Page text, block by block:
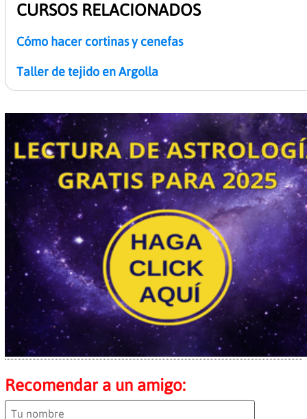
CURSOS RELACIONADOS
Cómo hacer cortinas y cenefas
Taller de tejido en Argolla
Recomendar a un amigo: